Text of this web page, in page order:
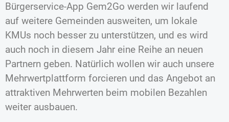
Bürgerservice-App Gem2Go werden wir laufend
auf weitere Gemeinden ausweiten, um lokale
KMUs noch besser zu unterstützen, und es wird
auch noch in diesem Jahr eine Reihe an neuen
Partnern geben. Natürlich wollen wir auch unsere
Mehrwertplattform forcieren und das Angebot an
attraktiven Mehrwerten beim mobilen Bezahlen
weiter ausbauen.